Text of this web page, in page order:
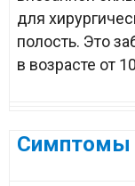
для
полость. Это
в возрасте от
Симптомы